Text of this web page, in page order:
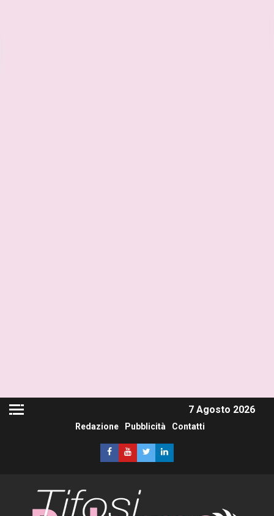
7 Agosto 2026
Redazione Pubblicità Contatti